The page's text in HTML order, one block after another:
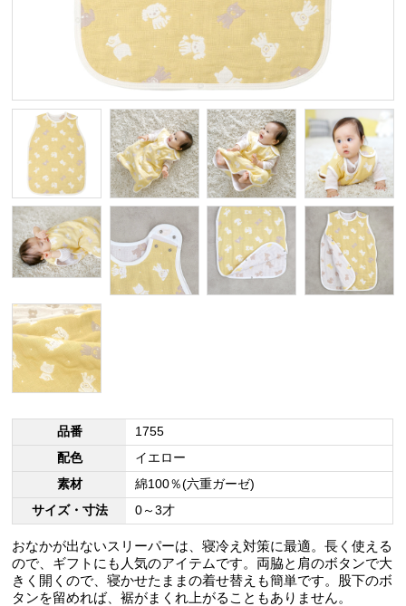
品番
1755
配色
イエロー
素材
綿100％(六重ガーゼ)
サイズ・寸法
0～3才
おなかが出ないスリーパーは、寝冷え対策に最適。長く使える
ので、ギフトにも人気のアイテムです。両脇と肩のボタンで大
きく開くので、寝かせたままの着せ替えも簡単です。股下のボ
タンを留めれば、裾がまくれ上がることもありません。